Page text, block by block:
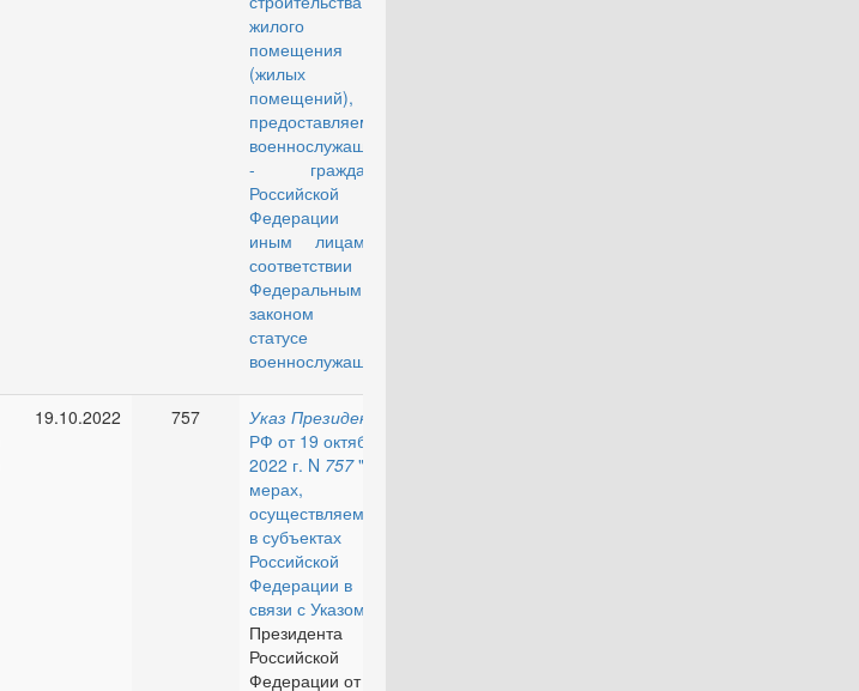
жилого
помещения
(жилых
помещений),
предоставляемой
военнослужащим
- гражданам
Российской
Федерации и
иным лицам в
соответствии с
Федеральным
законом "О
статусе
военнослужащих""
19.10.2022 757 Указ Президента
РФ от 19 октября
2022 г. N 757"О
мерах,
осуществляемых
в субъектах
Российской
Федерации в
связи с Указом
Президента
Российской
Федерации от 19